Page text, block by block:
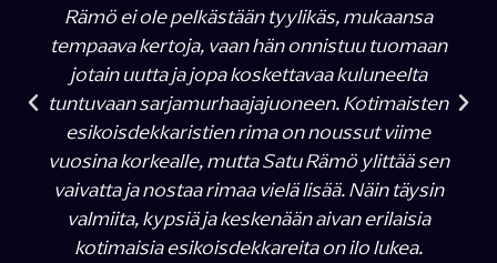
Rämö ei ole pelkästään tyylikäs, mukaansa
tempaava kertoja, vaan hän onnistuu tuomaan
jotain uutta ja jopa koskettavaa kuluneelta
tuntuvaan sarjamurhaajajuoneen. Kotimaisten
esikoisdekkaristien rima on noussut viime
vuosina korkealle, mutta Satu Rämö ylittää sen
vaivatta ja nostaa rimaa vielä lisää. Näin täysin
valmiita, kypsiä ja keskenään aivan erilaisia
kotimaisia esikoisdekkareita on ilo lukea.